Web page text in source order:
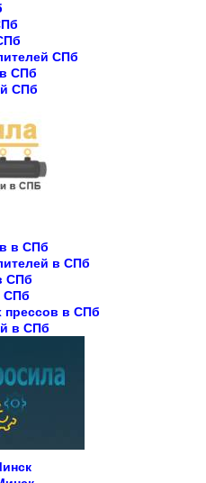
СПб
СПб
СПб
в СПб
в СПб
СПб
СПб
прессов в СПб
в СПб